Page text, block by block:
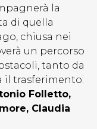
la
di quella
chiusa nei
un percorso
tanto da
il trasferimento.
Folletto,
Claudia